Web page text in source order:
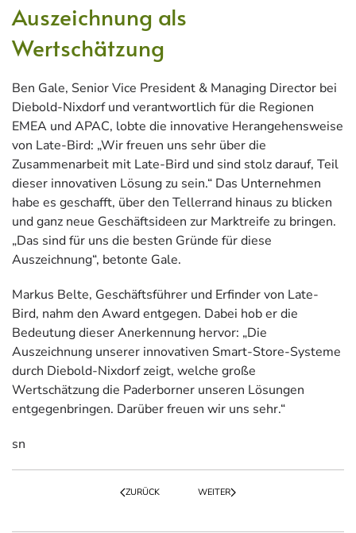
Auszeichnung als
Wertschätzung
Ben Gale, Senior Vice President & Managing Director bei
Diebold-Nixdorf und verantwortlich für die Regionen
EMEA und APAC, lobte die innovative Herangehensweise
von Late-Bird: „Wir freuen uns sehr über die
Zusammenarbeit mit Late-Bird und sind stolz darauf, Teil
dieser innovativen Lösung zu sein.“ Das Unternehmen
habe es geschafft, über den Tellerrand hinaus zu blicken
und ganz neue Geschäftsideen zur Marktreife zu bringen.
„Das sind für uns die besten Gründe für diese
Auszeichnung“, betonte Gale.
Markus Belte, Geschäftsführer und Erfinder von Late-
Bird, nahm den Award entgegen. Dabei hob er die
Bedeutung dieser Anerkennung hervor: „Die
Auszeichnung unserer innovativen Smart-Store-Systeme
durch Diebold-Nixdorf zeigt, welche große
Wertschätzung die Paderborner unseren Lösungen
entgegenbringen. Darüber freuen wir uns sehr.“
sn
ZURÜCK WEITER